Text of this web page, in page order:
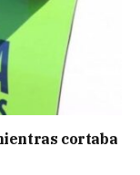
cortaba